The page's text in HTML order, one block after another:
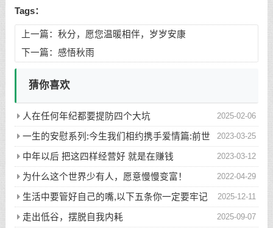
Tags：
上一篇： 秋分，愿您温暖相伴，岁岁安康
下一篇： 感悟秋雨
猜你喜欢
2025-02-06
人在任何年纪都要提防四个大坑
2023-03-25
一生的安慰系列:今生我们相约携手爱情篇:前世
五百次的回眸才换来今生的相遇
2023-03-12
中年以后 把这四样经营好 就是在赚钱
2022-04-29
为什么这个世界少有人，愿意慢慢变富！
2025-12-11
生活中要管好自己的嘴,以下五条你一定要牢记
2025-09-07
走出低谷，摆脱自我内耗